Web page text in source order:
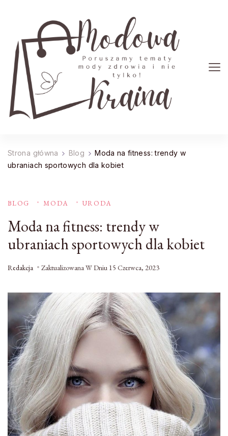
Strona główna Blog
Moda na fitness: trendy w
ubraniach sportowych dla kobiet
BLOG MODA URODA
Moda na fitness: trendy w
ubraniach sportowych dla kobiet
Redakcja Zaktualizowana W Dniu 15 Czerwca, 2023